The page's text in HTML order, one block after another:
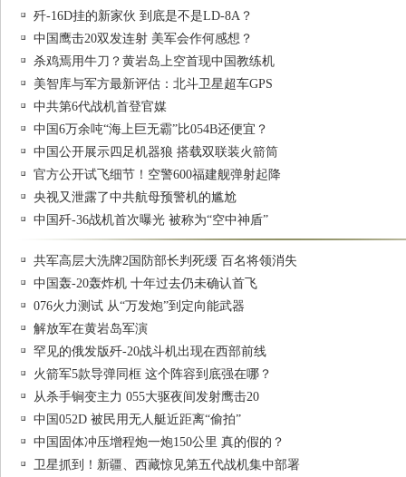
歼-16D挂的新家伙 到底是不是LD-8A？
中国鹰击20双发连射 美军会作何感想？
杀鸡焉用牛刀？黄岩岛上空首现中国教练机
美智库与军方最新评估：北斗卫星超车GPS
中共第6代战机首登官媒
中国6万余吨“海上巨无霸”比054B还便宜？
中国公开展示四足机器狼 搭载双联装火箭筒
官方公开试飞细节！空警600福建舰弹射起降
央视又泄露了中共航母预警机的尴尬
中国歼-36战机首次曝光 被称为“空中神盾”
共军高层大洗牌2国防部长判死缓 百名将领消失
中国轰-20轰炸机 十年过去仍未确认首飞
076火力测试 从“万发炮”到定向能武器
解放军在黄岩岛军演
罕见的俄发版歼-20战斗机出现在西部前线
火箭军5款导弹同框 这个阵容到底强在哪？
从杀手锏变主力 055大驱夜间发射鹰击20
中国052D 被民用无人艇近距离“偷拍”
中国固体冲压增程炮一炮150公里 真的假的？
卫星抓到！新疆、西藏惊见第五代战机集中部署